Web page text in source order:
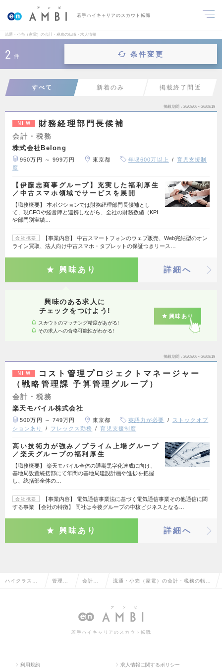
若手ハイキャリアのスカウト転職
流通・小売（家電）の会計・税務の転職・求人情報
2 件 条件変更
すべて 新着のみ 掲載終了間近
掲載期間 26/08/06～26/08/19
NEW 財務経理部門長候補
会計・税務
株式会社Belong
950万円 ～ 999万円 東京都 年収600万以上
育児支援制
度
【伊藤忠商事グループ】充実した福利厚生
／中古スマホ領域でサービスを展開
【職務概要】 本ポジションでは財務経理部門長候補とし
て、現CFOや経営陣と連携しながら、全社の財務数値（KPI
や部門別実績…
会社概要
【事業内容】 中古スマートフォンのウェブ販売、Web完結型のオン
ライン買取、法人向け中古スマホ・タブレットの保証つきリース…
興味あり 詳細へ
興味のある求人に
チェックをつけよう!
スカウトのマッチング精度があがる!
その求人への合格可能性がわかる!
興味あり
掲載期間 26/08/06～26/08/19
NEW
コスト管理プロジェクトマネージャー
（戦略管理課 予算管理グループ）
会計・税務
楽天モバイル株式会社
500万円 ～ 749万円 東京都 英語力が必要
ストックオプ
ションあり
フレックス勤務 育児支援制度
高い技術力が強み／プライム上場グループ
／楽天グループの福利厚生
【職務概要】 楽天モバイル全体の通期黒字化達成に向け、
基地局設置統括部にて年間の基地局建設計画や進捗を把握
し、統括部全体の…
会社概要
【事業内容】 電気通信事業法に基づく電気通信事業その他通信に関
する事業 【会社の特徴】 同社は今後グループの中核ビジネスとなる…
興味あり 詳細へ
ハイクラス求 管理部 会計・ 流通・小売（家電）の会計・税務の転
若手ハイキャリアのスカウト転職
利用規約 求人情報に関するポリシー